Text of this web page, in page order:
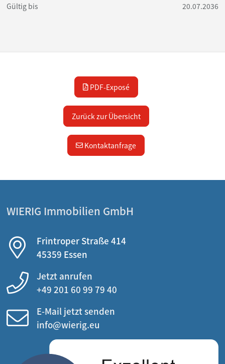
Gültig bis
20.07.2036
PDF-Exposé
Zurück zur Übersicht
Kontaktanfrage
WIERIG Immobilien GmbH
Frintroper Straße 414
45359 Essen
Jetzt anrufen
+49 201 60 99 79 40
E-Mail jetzt senden
info@wierig.eu